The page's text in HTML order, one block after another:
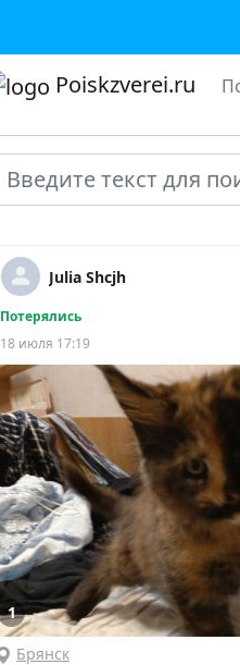
Poiskzverei.ru
Julia Shcjh
Потерялись
18 июля 17:19
1
Брянск